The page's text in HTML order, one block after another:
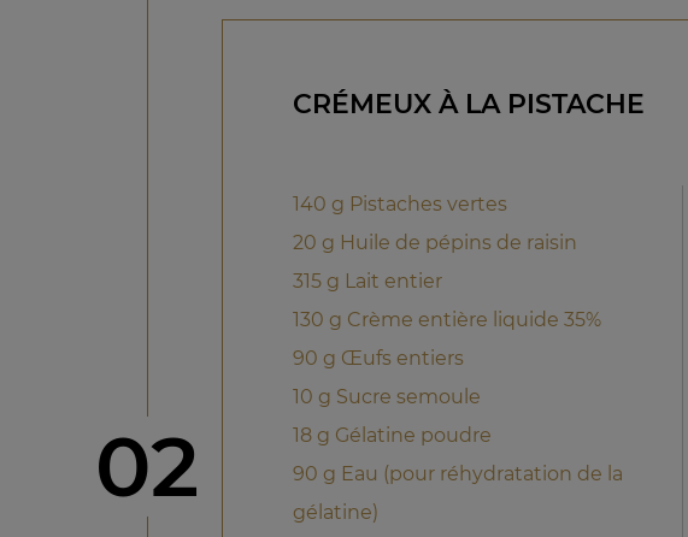
étape
02
CRÉMEUX À LA PISTACHE
140 g Pistaches vertes
20 g Huile de pépins de raisin
315 g Lait entier
130 g Crème entière liquide 35%
90 g Œufs entiers
10 g Sucre semoule
18 g Gélatine poudre
90 g Eau (pour réhydratation de la
gélatine)